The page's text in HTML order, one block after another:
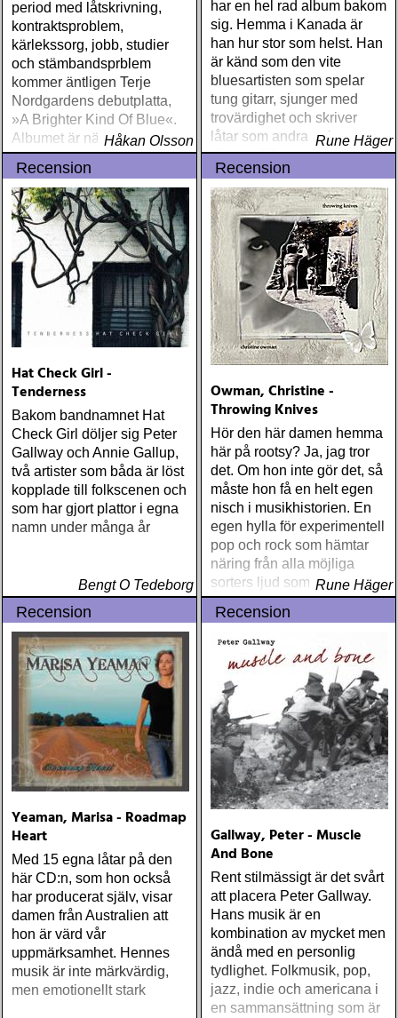
period med låtskrivning,
kontraktsproblem,
kärlekssorg, jobb, studier
och stämbandsprblem
kommer äntligen Terje
Nordgardens debutplatta,
»A Brighter Kind Of Blue«.
Albumet är nära, enkelt och
ärligt och handlar om
upplevelser och historier
från en ung mans liv
Håkan Olsson
har en hel rad album bakom
sig. Hemma i Kanada är
han hur stor som helst. Han
är känd som den vite
bluesartisten som spelar
tung gitarr, sjunger med
trovärdighet och skriver
låtar som andra artister
gärna vill ha
Rune Häger
Recension
Hat Check Girl -
Tenderness
Bakom bandnamnet Hat
Check Girl döljer sig Peter
Gallway och Annie Gallup,
två artister som båda är löst
kopplade till folkscenen och
som har gjort plattor i egna
namn under många år
Bengt O Tedeborg
Recension
Owman, Christine -
Throwing Knives
Hör den här damen hemma
här på rootsy? Ja, jag tror
det. Om hon inte gör det, så
måste hon få en helt egen
nisch i musikhistorien. En
egen hylla för experimentell
pop och rock som hämtar
näring från alla möjliga
sorters ljud som omger oss
dagligen utan att vi tänker
på det
Rune Häger
Recension
Yeaman, Marisa - Roadmap
Heart
Med 15 egna låtar på den
här CD:n, som hon också
har producerat själv, visar
damen från Australien att
hon är värd vår
uppmärksamhet. Hennes
musik är inte märkvärdig,
men emotionellt stark
Recension
Gallway, Peter - Muscle
And Bone
Rent stilmässigt är det svårt
att placera Peter Gallway.
Hans musik är en
kombination av mycket men
ändå med en personlig
tydlighet. Folkmusik, pop,
jazz, indie och americana i
en sammansättning som är